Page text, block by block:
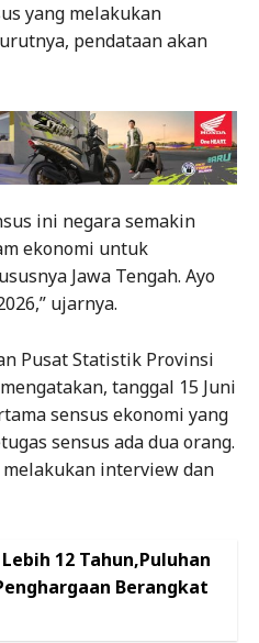
yang melakukan
pendataan akan
ini negara semakin
ekonomi untuk
Jawa Tengah. Ayo
ujarnya.
Pusat Statistik Provinsi
tanggal 15 Juni
sensus ekonomi yang
sensus ada dua orang.
interview dan
12 Tahun,Puluhan
Berangkat